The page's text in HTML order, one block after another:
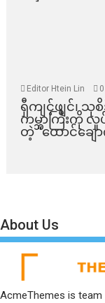
Editor Htein Lin 0
ရှီကျင့်ဖျင်၊ သု
ကမ္ဘာကြီးကို
တဲ့ “ထောင်ချေ
About Us
AcmeThemes is team